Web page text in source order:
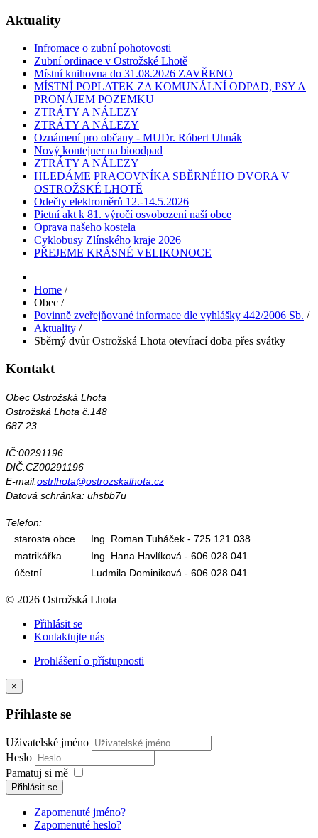
Aktuality
Infromace o zubní pohotovosti
Zubní ordinace v Ostrožské Lhotě
Místní knihovna do 31.08.2026 ZAVŘENO
MÍSTNÍ POPLATEK ZA KOMUNÁLNÍ ODPAD, PSY A
PRONÁJEM POZEMKU
ZTRÁTY A NÁLEZY
ZTRÁTY A NÁLEZY
Oznámení pro občany - MUDr. Róbert Uhnák
Nový kontejner na bioodpad
ZTRÁTY A NÁLEZY
HLEDÁME PRACOVNÍKA SBĚRNÉHO DVORA V
OSTROŽSKÉ LHOTĚ
Odečty elektroměrů 12.-14.5.2026
Pietní akt k 81. výročí osvobození naší obce
Oprava našeho kostela
Cyklobusy Zlínského kraje 2026
PŘEJEME KRÁSNÉ VELIKONOCE
Home /
Obec /
Povinně zveřejňované informace dle vyhlášky 442/2006 Sb. /
Aktuality /
Sběrný dvůr Ostrožská Lhota otevírací doba přes svátky
Kontakt
Obec Ostrožská Lhota
Ostrožská Lhota č.148
687 23
IČ:00291196
DIČ:CZ00291196
E-mail:ostrlhota@ostrozskalhota.cz
Datová schránka: uhsbb7u
Telefon:
starosta obce
Ing. Roman Tuháček - 725 121 038
matrikářka
Ing. Hana Havlíková - 606 028 041
účetní
Ludmila Dominiková - 606 028 041
© 2026 Ostrožská Lhota
Přihlásit se
Kontaktujte nás
Prohlášení o přístupnosti
×
Přihlaste se
Uživatelské jméno
Heslo
Pamatuj si mě
Přihlásit se
Zapomenuté jméno?
Zapomenuté heslo?